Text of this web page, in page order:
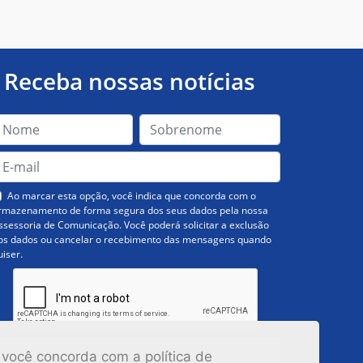
concorda com a política de
Receba nossas notícias
Ao marcar esta opção, você indica que concorda com o
de forma segura dos seus dados pela nossa
de Comunicação. Você poderá solicitar a exclusão
dados ou cancelar o recebimento das mensagens quando
Inscrever-se